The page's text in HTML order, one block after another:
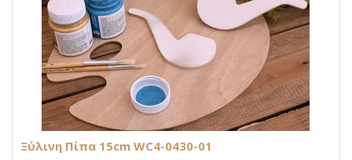
Ξύλινη Πίπα 15cm WC4-0430-01